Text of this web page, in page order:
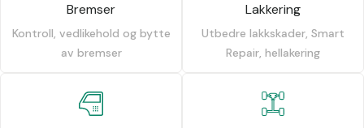
Bremser
Kontroll, vedlikehold og bytte
av bremser
Lakkering
Utbedre lakkskader, Smart
Repair, hellakering